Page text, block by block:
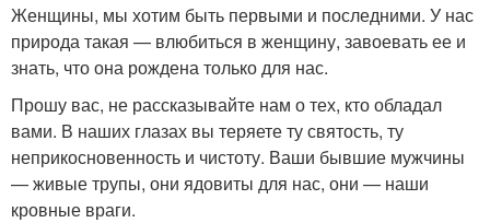
Женщины, мы хотим быть первыми и последними. У нас
природа такая — влюбиться в женщину, завоевать ее и
знать, что она рождена только для нас.
Прошу вас, не рассказывайте нам о тех, кто обладал
вами. В наших глазах вы теряете ту святость, ту
неприкосновенность и чистоту. Ваши бывшие мужчины
— живые трупы, они ядовиты для нас, они — наши
кровные враги.